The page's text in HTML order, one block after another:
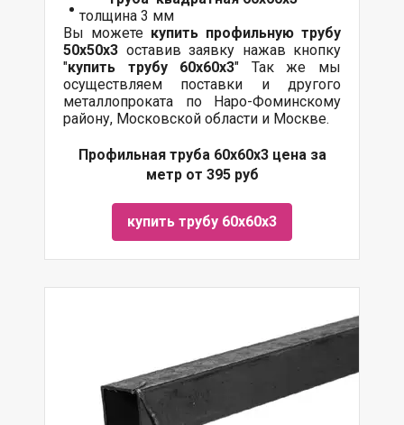
толщина 3 мм
Вы можете купить профильную трубу
50х50х3 оставив заявку нажав кнопку
"купить трубу60х60х3" Так же мы
осуществляем поставки и другого
металлопроката по Наро-Фоминскому
району, Московской области и Москве.
Профильная труба 60х60х3 цена за
метр от 395 руб
купить трубу 60х60х3